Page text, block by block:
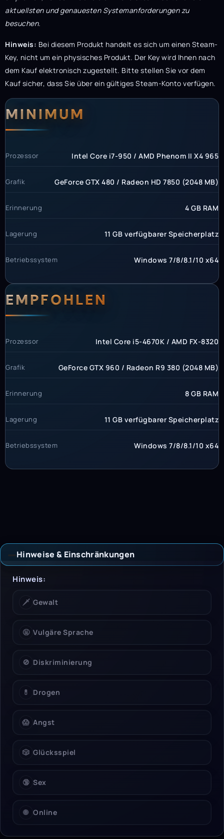
aktuellsten und genauesten Systemanforderungen zu
besuchen.
Hinweis: Bei diesem Produkt handelt es sich um einen Steam-
Key, nicht um ein physisches Produkt. Der Key wird Ihnen nach
dem Kauf elektronisch zugestellt. Bitte stellen Sie vor dem
Kauf sicher, dass Sie über ein gültiges Steam-Konto verfügen.
MINIMUM
Prozessor Intel Core i7-950 / AMD Phenom II X4 965
Grafik GeForce GTX 480 / Radeon HD 7850 (2048 MB)
Erinnerung 4 GB RAM
Lagerung 11 GB verfügbarer Speicherplatz
Betriebssystem Windows 7/8/8.1/10 x64
EMPFOHLEN
Prozessor Intel Core i5-4670K / AMD FX-8320
Grafik GeForce GTX 960 / Radeon R9 380 (2048 MB)
Erinnerung 8 GB RAM
Lagerung 11 GB verfügbarer Speicherplatz
Betriebssystem Windows 7/8/8.1/10 x64
Hinweise & Einschränkungen
Hinweise &
Hinweis:
🗡️ Gewalt
🤬 Vulgäre Sprache
🚫 Diskriminierung
💊 Drogen
😱 Angst
🎲 Glücksspiel
🔞 Sex
🌐 Online